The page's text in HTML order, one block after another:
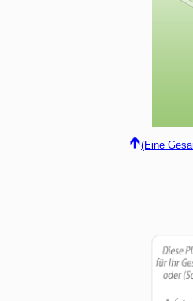
(Eine